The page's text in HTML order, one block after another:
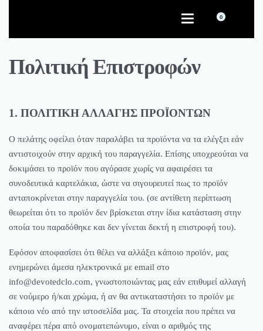
0
Πολιτική Επιστροφών
1. ΠΟΛΙΤΙΚΗ ΑΛΛΑΓΗΣ ΠΡΟΪΟΝΤΩΝ
Ο πελάτης οφείλει όταν παραλάβει τα προϊόντα να τα ελέγξει εάν
αντιστοιχούν στην αρχική του παραγγελία. Επίσης υποχρεούται να
δοκιμάσει το προϊόν που αγόρασε χωρίς να αφαιρέσει τα
συνοδευτικά καρτελάκια, ώστε να σιγουρευτεί πως το προϊόν
ανταποκρίνεται στην παραγγελία του. (σε αντίθετη περίπτωση
θεωρείται ότι το προϊόν δεν βρίσκεται στην ίδια κατάσταση στην
οποία του παραδόθηκε και δεν γίνεται δεκτή η επιστροφή του).
Εφόσον αποφασίσει ότι θέλει να αλλάξει κάποιο προϊόν, μας
ενημερώνει άμεσα ηλεκτρονικά με email στο
info@devotedclo.com, γνωστοποιώντας μας εάν επιθυμεί αλλαγή
σε νούμερο ή/και χρώμα, ή αν θα αντικαταστήσει το προϊόν με
κάποιο νέο από την ιστοσελίδα μας. Τα στοιχεία που πρέπει να
αναφέρει πέρα από ονοματεπώνυμο, είναι ο αριθμός της